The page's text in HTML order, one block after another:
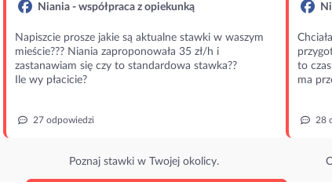
Niania - współpraca z opiekunką
Napiszcie prosze jakie są aktualne stawki w waszym
mieście??? Niania zaproponowała 35 zł/h i
zastanawiam się czy to standardowa stawka??
Ile wy płacicie?
27 odpowiedzi
Poznaj stawki w Twojej okolicy.
to
ma
28